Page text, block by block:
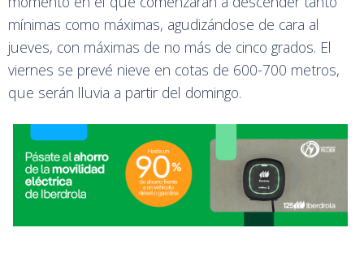
mínimas como máximas, agudizándose de cara al
jueves, con máximas de no más de cinco grados. El
viernes se prevé nieve en cotas de 600-700 metros,
que serán lluvia a partir del domingo.